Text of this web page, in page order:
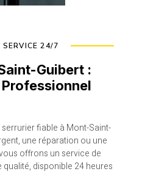
SERVICE 24/7
Guibert :
fiable à Mont-Saint-
une réparation ou une
offrons un service de
disponible 24 heures